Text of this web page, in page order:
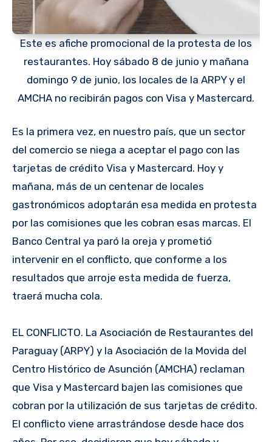
Este es afiche promocional de la protesta de los
restaurantes. Hoy sábado 8 de junio y mañana
domingo 9 de junio, los locales de la ARPY y el
AMCHA no recibirán pagos con Visa y Mastercard.
Es la primera vez, en nuestro país, que un sector
del comercio se niega a aceptar el pago con las
tarjetas de crédito Visa y Mastercard. Hoy y
mañana, más de un centenar de locales
gastronómicos adoptarán esa medida en protesta
por las comisiones que les cobran esas marcas. El
Banco Central ya paró la oreja y prometió
intervenir en el conflicto, que conforme a los
resultados que arroje esta medida de fuerza,
traerá mucha cola.
EL CONFLICTO. La Asociación de Restaurantes del
Paraguay (ARPY) y la Asociación de la Movida del
Centro Histórico de Asunción (AMCHA) reclaman
que Visa y Mastercard bajen las comisiones que
cobran por la utilización de sus tarjetas de crédito.
El conflicto viene arrastrándose desde hace dos